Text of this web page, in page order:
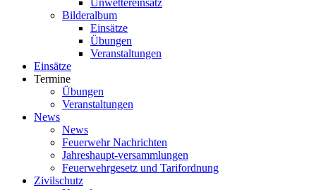
Bilderalbum
Einsätze
Übungen
Veranstaltungen
Einsätze
Termine
Übungen
Veranstaltungen
News
News
Feuerwehr Nachrichten
Jahreshaupt-versammlungen
Feuerwehrgesetz und Tarifordnung
Zivilschutz